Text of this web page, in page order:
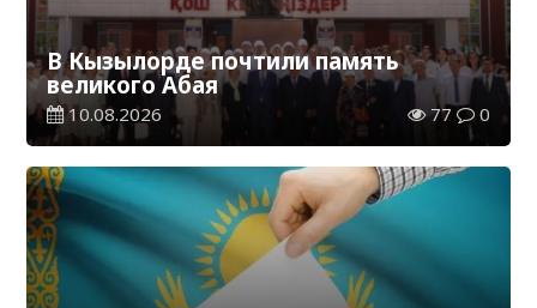
В Кызылорде почтили память
великого Абая
10.08.2026 77 0